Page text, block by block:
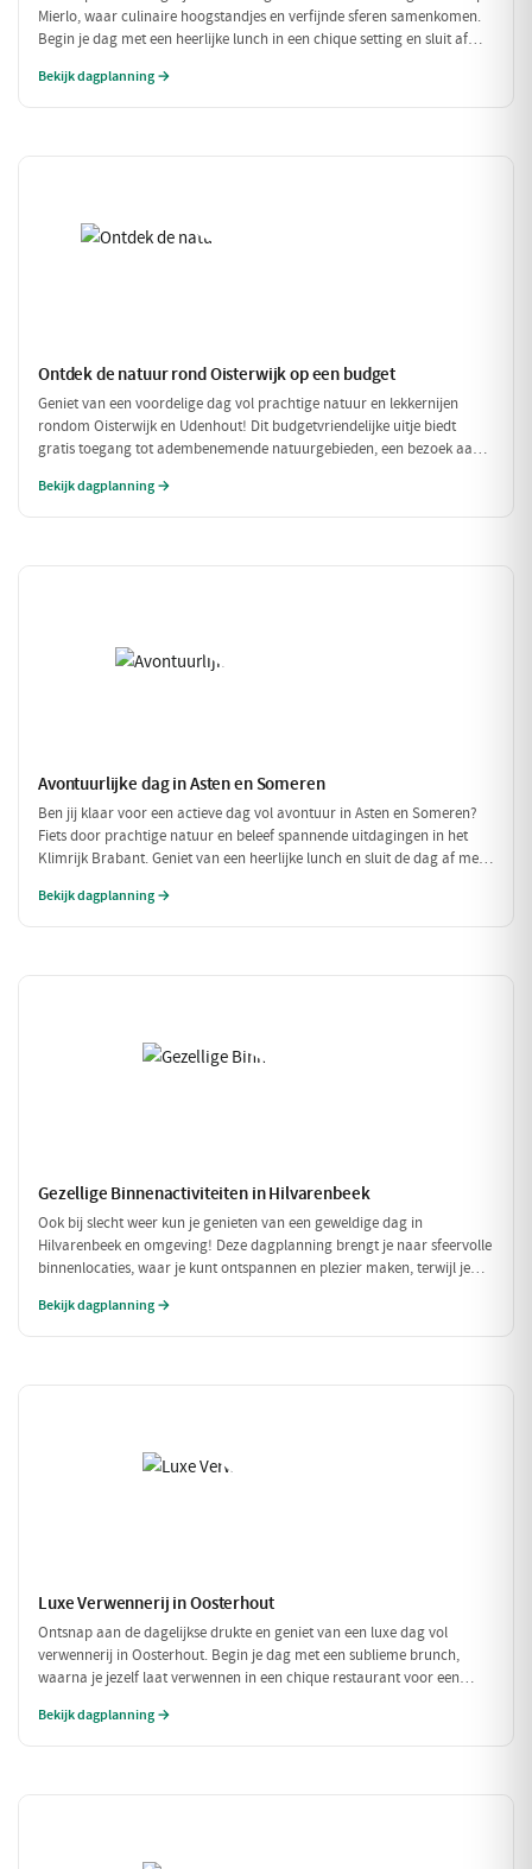
Mierlo, waar culinaire hoogstandjes en verfijnde sferen samenkomen.
Begin je dag met een heerlijke lunch in een chique setting en sluit af
compleet met een ontspannen fietstocht door de prachtige omgeving!
Bekijk dagplanning →
Ontdek de natuur rond Oisterwijk op een budget
Geniet van een voordelige dag vol prachtige natuur en lekkernijen
rondom Oisterwijk en Udenhout! Dit budgetvriendelijke uitje biedt
gratis toegang tot adembenemende natuurgebieden, een bezoek aan
lunch. Perfect voor een dag vol avontuur zonder je portemonnee te
Bekijk dagplanning →
Avontuurlijke dag in Asten en Someren
Ben jij klaar voor een actieve dag vol avontuur in Asten en Someren?
Fiets door prachtige natuur en beleef spannende uitdagingen in het
Klimrijk Brabant. Geniet van een heerlijke lunch en sluit de dag af met
fietsen!
Bekijk dagplanning →
Gezellige Binnenactiviteiten in Hilvarenbeek
Ook bij slecht weer kun je genieten van een geweldige dag in
Hilvarenbeek en omgeving! Deze dagplanning brengt je naar sfeervolle
binnenlocaties, waar je kunt ontspannen en plezier maken, terwijl je
vrienden of familie!
Bekijk dagplanning →
Luxe Verwennerij in Oosterhout
Ontsnap aan de dagelijkse drukte en geniet van een luxe dag vol
verwennerij in Oosterhout. Begin je dag met een sublieme brunch,
waarna je jezelf laat verwennen in een chique restaurant voor een
weg met een bezoek aan een exclusieve wellness. Een dag om nooit te
Bekijk dagplanning →